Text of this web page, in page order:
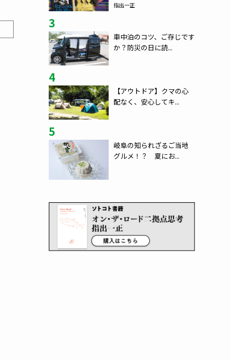
指出一正
3
車中泊のコツ、ご存じです
か？防災の日に読...
4
【アウトドア】クマの心
配なく、安心してキ...
5
岐阜の知られざるご当地
グルメ！？ 夏にお...